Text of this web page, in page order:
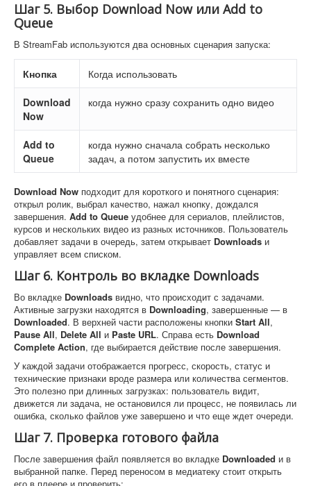
Шаг 5. Выбор Download Now или Add to
Queue
В StreamFab используются два основных сценария запуска:
Кнопка Когда использовать
Download
Now
когда нужно сразу сохранить одно видео
Add to
Queue
когда нужно сначала собрать несколько
задач, а потом запустить их вместе
Download Now подходит для короткого и понятного сценария:
открыл ролик, выбрал качество, нажал кнопку, дождался
завершения. Add to Queue удобнее для сериалов, плейлистов,
курсов и нескольких видео из разных источников. Пользователь
добавляет задачи в очередь, затем открывает Downloads и
управляет всем списком.
Шаг 6. Контроль во вкладке Downloads
Во вкладке Downloads видно, что происходит с задачами.
Активные загрузки находятся в Downloading, завершенные — в
Downloaded. В верхней части расположены кнопки Start All,
Pause All, Delete All и Paste URL. Справа есть Download
Complete Action, где выбирается действие после завершения.
У каждой задачи отображается прогресс, скорость, статус и
технические признаки вроде размера или количества сегментов.
Это полезно при длинных загрузках: пользователь видит,
движется ли задача, не остановился ли процесс, не появилась ли
ошибка, сколько файлов уже завершено и что еще ждет очереди.
Шаг 7. Проверка готового файла
После завершения файл появляется во вкладке Downloaded и в
выбранной папке. Перед переносом в медиатеку стоит открыть